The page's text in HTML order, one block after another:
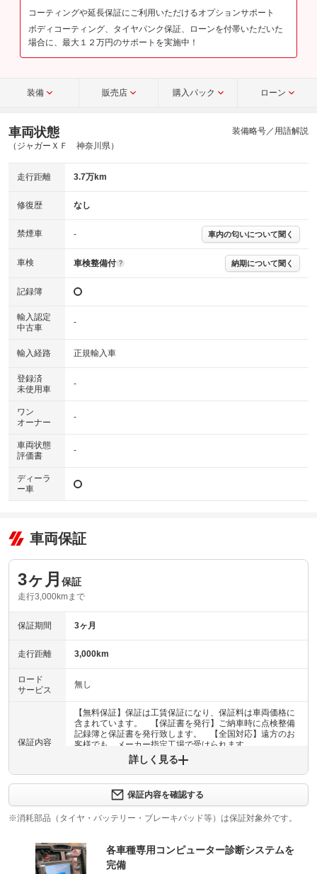
コーティングや延長保証にご利用いただけるオプションサポート
ボディコーティング、タイヤパンク保証、ローンを付帯いただいた
場合に、最大１２万円のサポートを実施中！
装備 販売店 購入パック ローン
車両状態
（ジャガーＸＦ 神奈川県）
装備略号／用語解説
走行距離 3.7万km
修復歴 なし
禁煙車 - 車内の匂いについて聞く
車検 車検整備付 ? 納期について聞く
記録簿
輸入認定
中古車
-
輸入経路 正規輸入車
登録済
未使用車
-
ワン
オーナー
-
車両状態
評価書
-
ディーラ
ー車
車両保証
3ヶ月 保証
走行3,000kmまで
保証期間 3ヶ月
走行距離 3,000km
ロード
サービス
無し
保証内容
【無料保証】保証は工賃保証になり、保証料は車両価格に
含まれています。 【保証書を発行】ご納車時に点検整備
記録簿と保証書を発行致します。 【全国対応】遠方のお
客様でも、メーカー指定工場で受けられます。
上限金額 -
詳しく見る
保証内容を確認する
※消耗部品（タイヤ・バッテリー・ブレーキパッド等）は保証対象外です。
各車種専用コンピューター診断システムを
完備